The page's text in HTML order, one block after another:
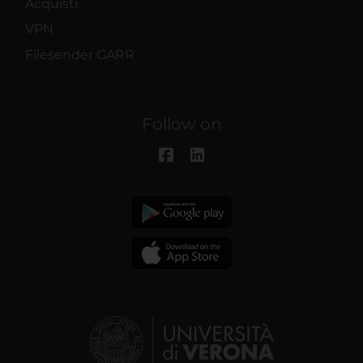
Acquisti
VPN
Filesender GARR
Follow on